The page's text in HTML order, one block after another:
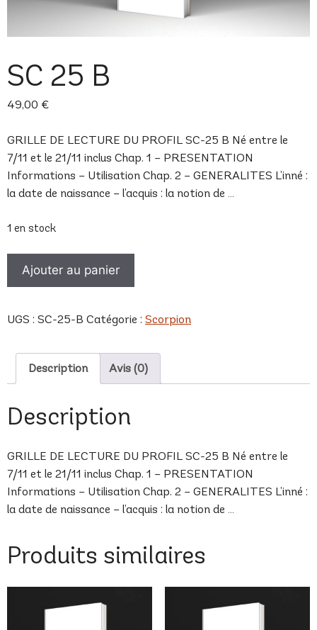
SC 25 B
49,00 €
GRILLE DE LECTURE DU PROFIL SC-25 B Né entre le
7/11 et le 21/11 inclus Chap. 1 – PRESENTATION
Informations – Utilisation Chap. 2 – GENERALITES L’inné :
la date de naissance – l’acquis : la notion de …
1 en stock
25
Ajouter au panier
UGS : SC-25-B Catégorie : Scorpion
Description Avis (0)
Description
GRILLE DE LECTURE DU PROFIL SC-25 B Né entre le
7/11 et le 21/11 inclus Chap. 1 – PRESENTATION
Informations – Utilisation Chap. 2 – GENERALITES L’inné :
la date de naissance – l’acquis : la notion de …
Produits similaires